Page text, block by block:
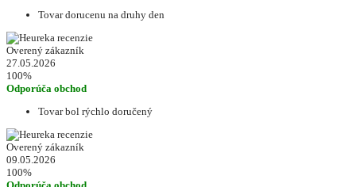
Tovar dorucenu na druhy den
Overený zákazník
27.05.2026
100%
Odporúča obchod
Tovar bol rýchlo doručený
Overený zákazník
09.05.2026
100%